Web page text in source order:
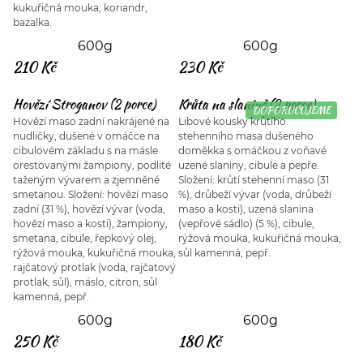
kukuřičná mouka, koriandr,
bazalka.
600g
210 Kč
600g
230 Kč
Hovězí Stroganov (2 porce)
Hovězí maso zadní nakrájené na
nudličky, dušené v omáčce na
cibulovém základu s na másle
orestovanými žampiony, podlité
taženým vývarem a zjemněné
smetanou. Složení: hovězí maso
zadní (31 %), hovězí vývar (voda,
hovězí maso a kosti), žampiony,
smetana, cibule, řepkový olej,
rýžová mouka, kukuřičná mouka,
rajčatový protlak (voda, rajčatový
protlak, sůl), máslo, citron, sůl
kamenná, pepř.
600g
250 Kč
DOPORUČUJEME
Krůta na slanině (2 porce)
Libové kousky krůtího
stehenního masa dušeného
doměkka s omáčkou z voňavé
uzené slaniny, cibule a pepře.
Složení: krůtí stehenní maso (31
%), drůbeží vývar (voda, drůbeží
maso a kosti), uzená slanina
(vepřové sádlo) (5 %), cibule,
rýžová mouka, kukuřičná mouka,
sůl kamenná, pepř.
600g
180 Kč